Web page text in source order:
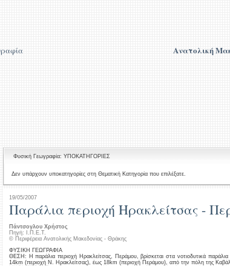
Ανατολική
Φυσική Γεωγραφία: ΥΠΟΚΑΤΗΓΟΡΙΕΣ
Δεν υπάρχουν υποκατηγορίες στη Θεματική Κατηγορία που επιλέξατε.
19/05/2007
Παράλια περιοχή Ηρακλείτσας -
Πάντσογλου Χρήστος
Πηγή: Ι.Π.Ε.Τ.
© Περιφέρεια Ανατολικής Μακεδονίας - Θράκης
ΦΥΣΙΚΗ ΓΕΩΓΡΑΦΙΑ
ΘΕΣΗ: Η παράλια περιοχή Ηρακλείτσας, Περάμου, βρίσκεται στα νοτιοδυτικά
14km (περιοχή Ν. Ηρακλείτσας), έως 18km (περιοχή Περάμου), από την πόλη της